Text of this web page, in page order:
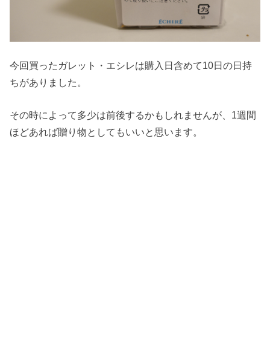
今回買ったガレット・エシレは購入日含めて10日の日持
ちがありました。
その時によって多少は前後するかもしれませんが、1週間
ほどあれば贈り物としてもいいと思います。